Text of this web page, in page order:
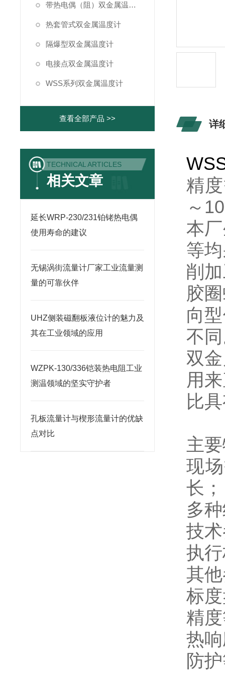
带热电偶（阻）双金属温度计
热套管式双金属温度计
隔爆型双金属温度计
电接点双金属温度计
WSS系列双金属温度计
查看全部产品 >>
TECHNICAL ARTICLES
相关文章
延长WRP-230/231铂铑热电偶
使用寿命的建议
无锡涡街流量计厂家工业流量测
量的可靠伙伴
UHZ侧装磁翻板液位计的魅力及
其在工业领域的应用
WZPK-130/336铠装热电阻工业
测温领域的坚实守护者
孔板流量计与楔形流量计的优缺
点对比
详
精
～
本
等
削
胶
向
不
双
用
比
主
现
长；
多
技
执
其
标
精
热
防